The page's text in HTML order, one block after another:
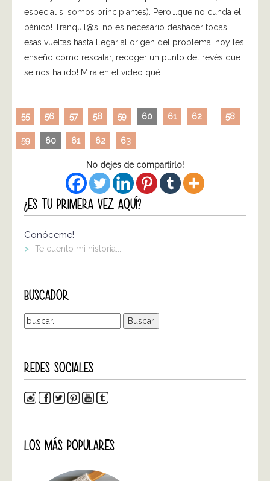
especial si somos principiantes). Pero….que no cunda el
pánico! Tranquil@s…no es necesario deshacer todas
esas vueltas hasta llegar al origen del problema…hoy les
enseño cómo rescatar, recoger un punto del revés que
se nos ha ido! Mira en el video qué...
55 56 57 58 59 60 61 62 58
59 60 61 62 63
No dejes de compartirlo!
¿ES TU PRIMERA VEZ AQUÍ?
Conóceme!
> Te cuento mi historia...
BUSCADOR
REDES SOCIALES
LOS MÁS POPULARES